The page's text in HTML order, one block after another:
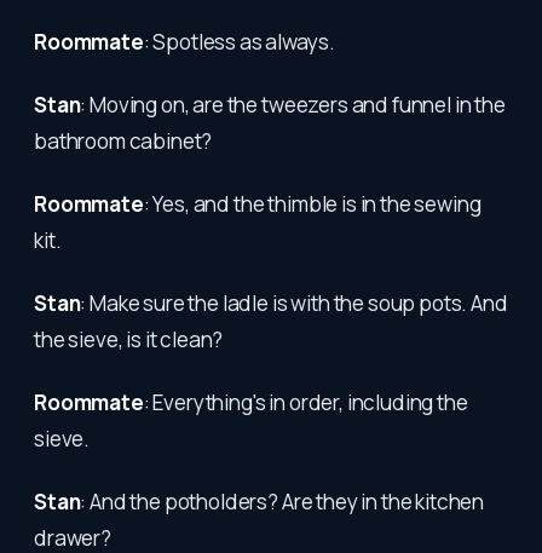
Roommate: Spotless as always.
Stan: Moving on, are the tweezers and funnel in the
bathroom cabinet?
Roommate: Yes, and the thimble is in the sewing
kit.
Stan: Make sure the ladle is with the soup pots. And
the sieve, is it clean?
Roommate: Everything's in order, including the
sieve.
Stan: And the potholders? Are they in the kitchen
drawer?